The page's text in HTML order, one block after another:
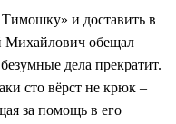
и доставить в
Михайлович обещал
дела прекратит.
сто вёрст не крюк –
за помощь в его